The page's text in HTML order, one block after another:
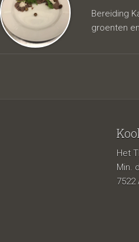
Bereiding
groenten
Het
Min.
7522